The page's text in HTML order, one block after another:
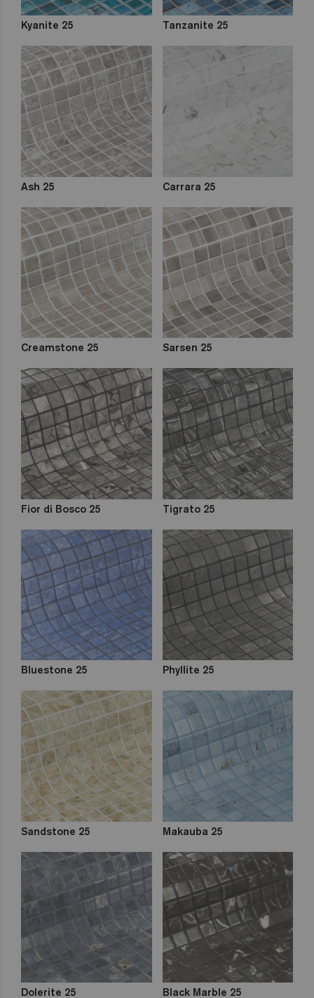
Kyanite 25 Tanzanite 25
Ash 25 Carrara 25
Creamstone 25 Sarsen 25
Fior di Bosco 25 Tigrato 25
Bluestone 25 Phyllite 25
Sandstone 25 Makauba 25
Dolerite 25 Black Marble 25